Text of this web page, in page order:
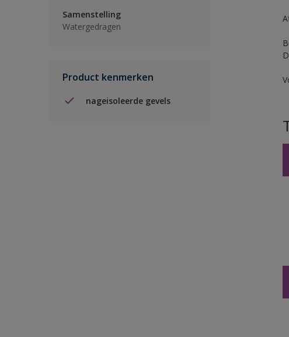
Samenstelling
Watergedragen
Product kenmerken
nageisoleerde gevels